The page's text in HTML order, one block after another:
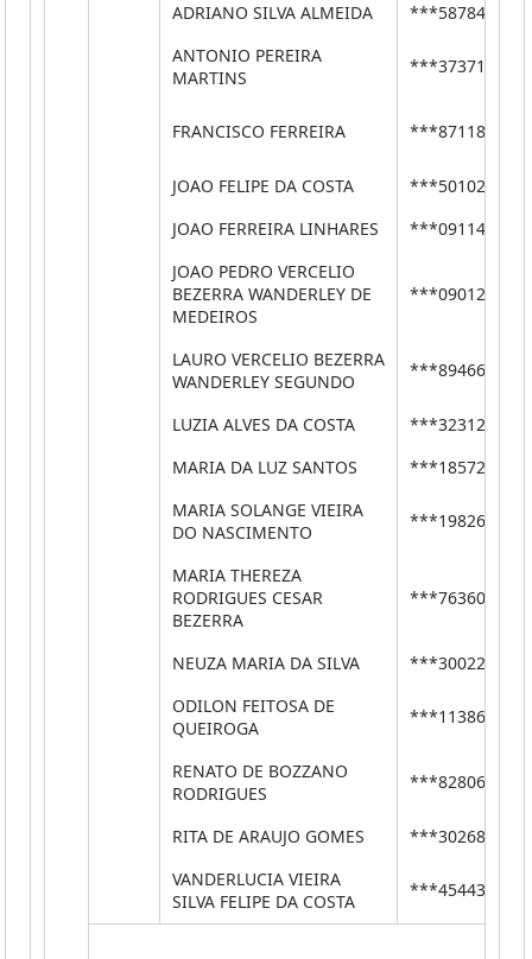
ADRIANO SILVA ALMEIDA
***58784482**
ANTONIO PEREIRA
MARTINS
***37371449**
FRANCISCO FERREIRA ***87118468**
JOAO FELIPE DA COSTA
***50102234**
JOAO FERREIRA LINHARES
***09114858**
JOAO PEDRO VERCELIO
BEZERRA WANDERLEY DE
MEDEIROS
***09012499**
LAURO VERCELIO BEZERRA
WANDERLEY SEGUNDO
***89466484**
LUZIA ALVES DA COSTA
***32312810**
MARIA DA LUZ SANTOS
***18572404**
MARIA SOLANGE VIEIRA
DO NASCIMENTO
***19826486**
MARIA THEREZA
RODRIGUES CESAR
BEZERRA
***76360473**
NEUZA MARIA DA SILVA
***30022454**
ODILON FEITOSA DE
QUEIROGA
***11386400**
RENATO DE BOZZANO
RODRIGUES
***82806411**
RITA DE ARAUJO GOMES
***30268402**
VANDERLUCIA VIEIRA
SILVA FELIPE DA COSTA
***45443460**